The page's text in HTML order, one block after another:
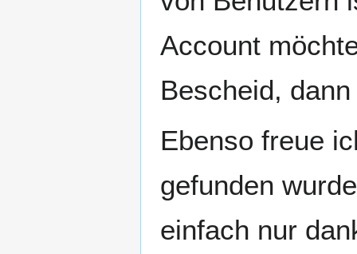
Account
Bescheid,
Ebenso freue
gefunden
einfach nur